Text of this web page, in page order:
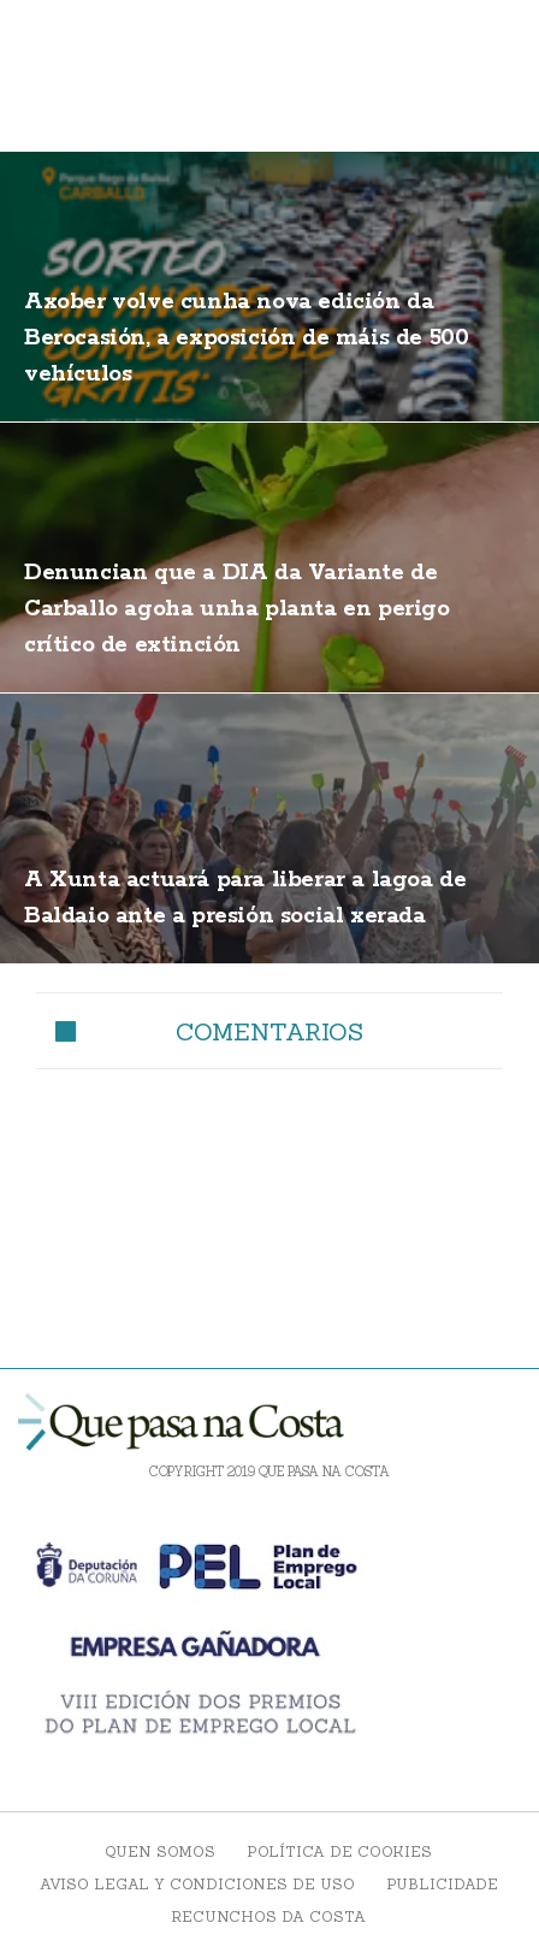
Axober volve cunha nova edición da
Berocasión, a exposición de máis de 500
vehículos
Denuncian que a DIA da Variante de
Carballo agoha unha planta en perigo
crítico de extinción
A Xunta actuará para liberar a lagoa de
Baldaio ante a presión social xerada
COMENTARIOS
COPYRIGHT 2019 QUE PASA NA COSTA
QUEN SOMOS
POLÍTICA DE COOKIES
AVISO LEGAL Y CONDICIONES DE USO
PUBLICIDADE
RECUNCHOS DA COSTA